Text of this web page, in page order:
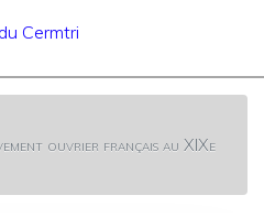
Cermtri
ouvrier français au XIXe